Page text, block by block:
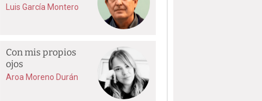
Luis García Montero
Con mis propios
ojos
Aroa Moreno Durán